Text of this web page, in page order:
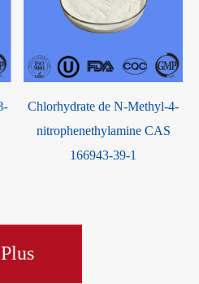
Chlorhydrate de N-Methyl-4-
nitrophenethylamine CAS
166943-39-1
Plus